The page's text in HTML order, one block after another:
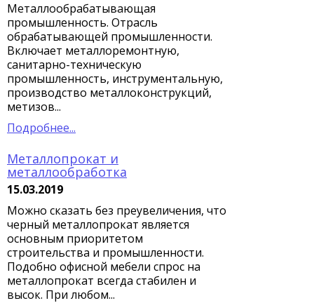
Металлообрабатывающая
промышленность. Отрасль
обрабатывающей промышленности.
Включает металлоремонтную,
санитарно-техническую
промышленность, инструментальную,
производство металлоконструкций,
метизов...
Подробнее...
Металлопрокат и
металлообработка
15.03.2019
Можно сказать без преувеличения, что
черный металлопрокат является
основным приоритетом
строительства и промышленности.
Подобно офисной мебели спрос на
металлопрокат всегда стабилен и
высок. При любом...